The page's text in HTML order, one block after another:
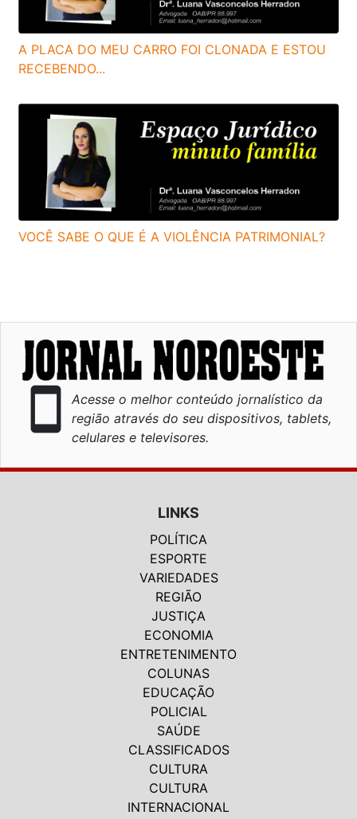
A PLACA DO MEU CARRO FOI CLONADA E ESTOU
RECEBENDO...
VOCÊ SABE O QUE É A VIOLÊNCIA PATRIMONIAL?
smartphone
Acesse o melhor conteúdo jornalístico da
região através do seu dispositivos, tablets,
celulares e televisores.
LINKS
POLÍTICA
ESPORTE
VARIEDADES
REGIÃO
JUSTIÇA
ECONOMIA
ENTRETENIMENTO
COLUNAS
EDUCAÇÃO
POLICIAL
SAÚDE
CLASSIFICADOS
CULTURA
CULTURA
INTERNACIONAL